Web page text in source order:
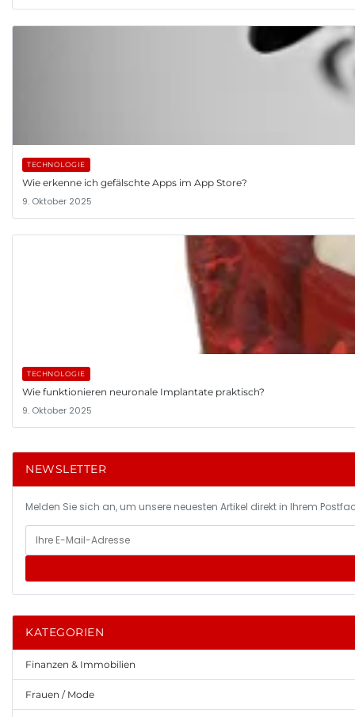
TECHNOLOGIE
Wie erkenne ich gefälschte Apps im App Store?
9. Oktober 2025
TECHNOLOGIE
Wie funktionieren neuronale Implantate praktisch?
9. Oktober 2025
NEWSLETTER
Melden Sie sich an, um unsere neuesten Artikel direkt in Ihrem
KATEGORIEN
Finanzen & Immobilien
Frauen / Mode